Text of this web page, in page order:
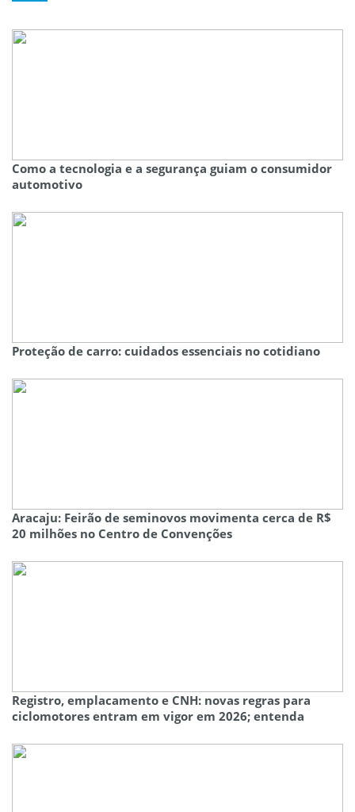
Como a tecnologia e a segurança guiam o consumidor
automotivo
Proteção de carro: cuidados essenciais no cotidiano
Aracaju: Feirão de seminovos movimenta cerca de R$
20 milhões no Centro de Convenções
Registro, emplacamento e CNH: novas regras para
ciclomotores entram em vigor em 2026; entenda